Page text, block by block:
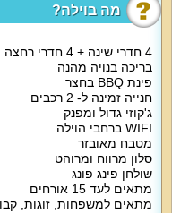
מה בוילה?
4 חדרי שינה + 4 חדרי רחצה
בריכה בנויה מהנה
פינת BBQ בחצר
חנייה זמינה ל- 2 רכבים
ג'קוזי גדול ומפנק
WIFI ברחבי הוילה
מטבח מאובזר
סלון מרווח ומרוהט
שולחן פינג פונג
מתאים לעד 15 אורחים
מתאים למשפחות, זוגות,
למי זה מתאים?
משפחות, זוגות, קבוצות חברים,
מסיבות רועשות.